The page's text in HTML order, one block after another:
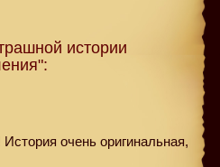
истории
очень оригинальная,